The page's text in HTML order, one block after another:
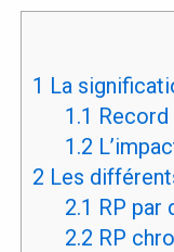
1 La
1.1
1.2
2 Les
2.1 RP par
2.2 RP